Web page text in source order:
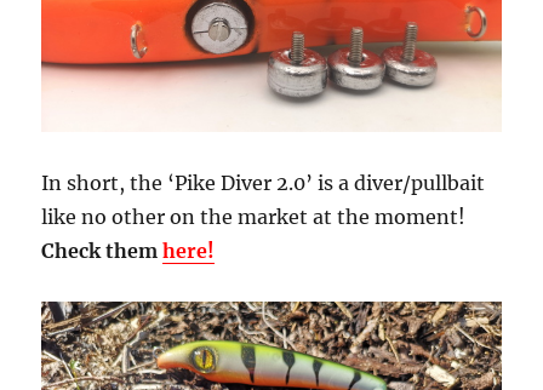
In short, the ‘Pike Diver 2.0’ is a diver/pullbait
like no other on the market at the moment!
Check themhere!